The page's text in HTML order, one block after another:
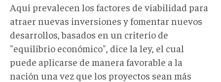
Aquí prevalecen los factores de viabilidad para
atraer nuevas inversiones y fomentar nuevos
desarrollos, basados en un criterio de
"equilibrio económico", dice la ley, el cual
puede aplicarse de manera favorable a la
nación una vez que los proyectos sean más